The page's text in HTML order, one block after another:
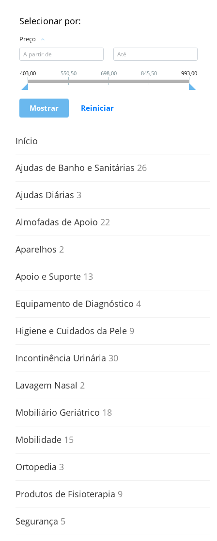
Selecionar por:
Preço
403,00 550,50 698,00 845,50 993,00
Início
Ajudas de Banho e Sanitárias 26
Ajudas Diárias 3
Almofadas de Apoio 22
Aparelhos 2
Apoio e Suporte 13
Equipamento de Diagnóstico 4
Higiene e Cuidados da Pele 9
Incontinência Urinária 30
Lavagem Nasal 2
Mobiliário Geriátrico 18
Mobilidade 15
Ortopedia 3
Produtos de Fisioterapia 9
Segurança 5